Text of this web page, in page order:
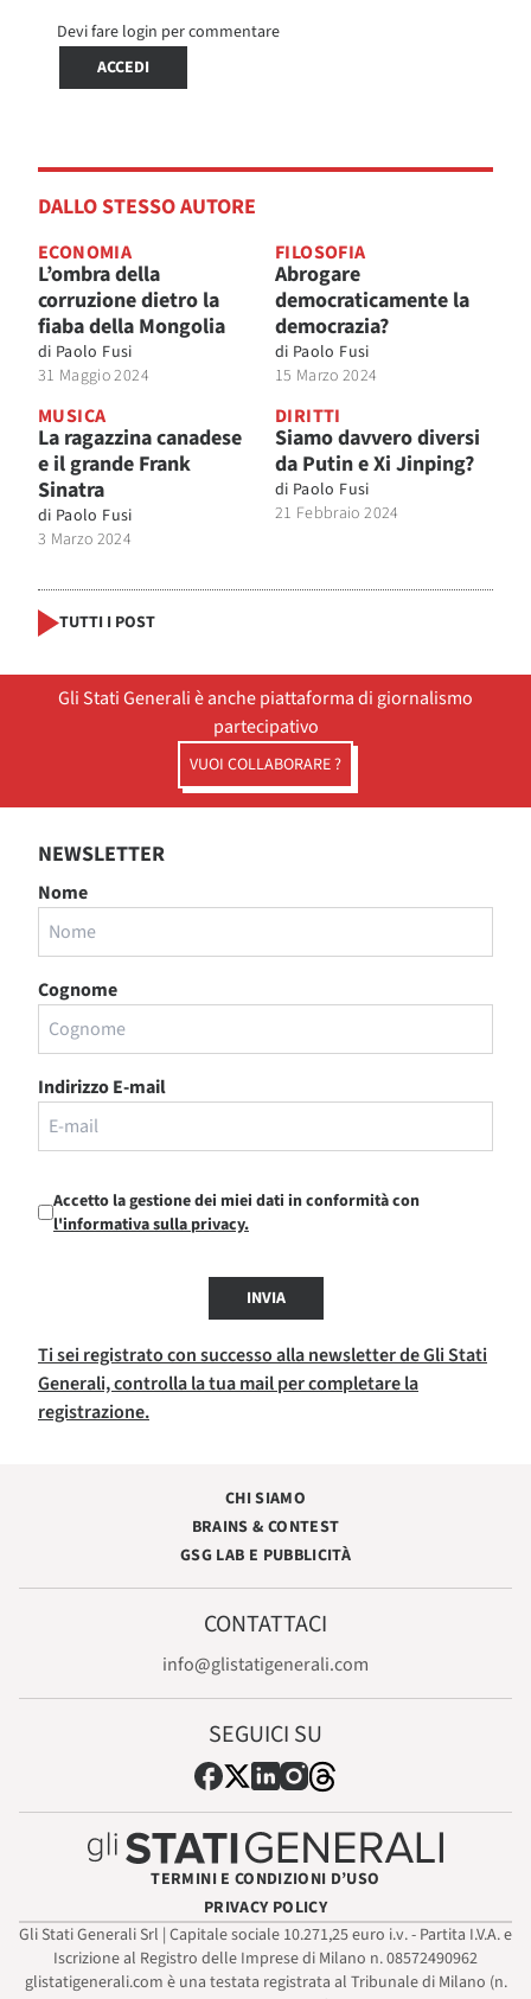
Devi fare login per commentare
ACCEDI
DALLO STESSO AUTORE
ECONOMIA
L’ombra della
corruzione dietro la
fiaba della Mongolia
di Paolo Fusi
31 Maggio 2024
FILOSOFIA
Abrogare
democraticamente la
democrazia?
di Paolo Fusi
15 Marzo 2024
MUSICA
La ragazzina canadese
e il grande Frank
Sinatra
di Paolo Fusi
3 Marzo 2024
DIRITTI
Siamo davvero diversi
da Putin e Xi Jinping?
di Paolo Fusi
21 Febbraio 2024
TUTTI I POST
Gli Stati Generali è anche piattaforma di giornalismo
partecipativo
VUOI COLLABORARE ?
NEWSLETTER
Nome
Cognome
Indirizzo E-mail
Accetto la gestione dei miei dati in conformità con
l'informativa sulla privacy.
INVIA
Ti sei registrato con successo alla newsletter de Gli Stati
Generali, controlla la tua mail per completare la
registrazione.
CHI SIAMO
BRAINS & CONTEST
GSG LAB E PUBBLICITÀ
CONTATTACI
info@glistatigenerali.com
SEGUICI SU
TERMINI E CONDIZIONI D’USO
PRIVACY POLICY
Gli Stati Generali Srl | Capitale sociale 10.271,25 euro i.v. - Partita I.V.A. e
Iscrizione al Registro delle Imprese di Milano n. 08572490962
glistatigenerali.com è una testata registrata al Tribunale di Milano (n.